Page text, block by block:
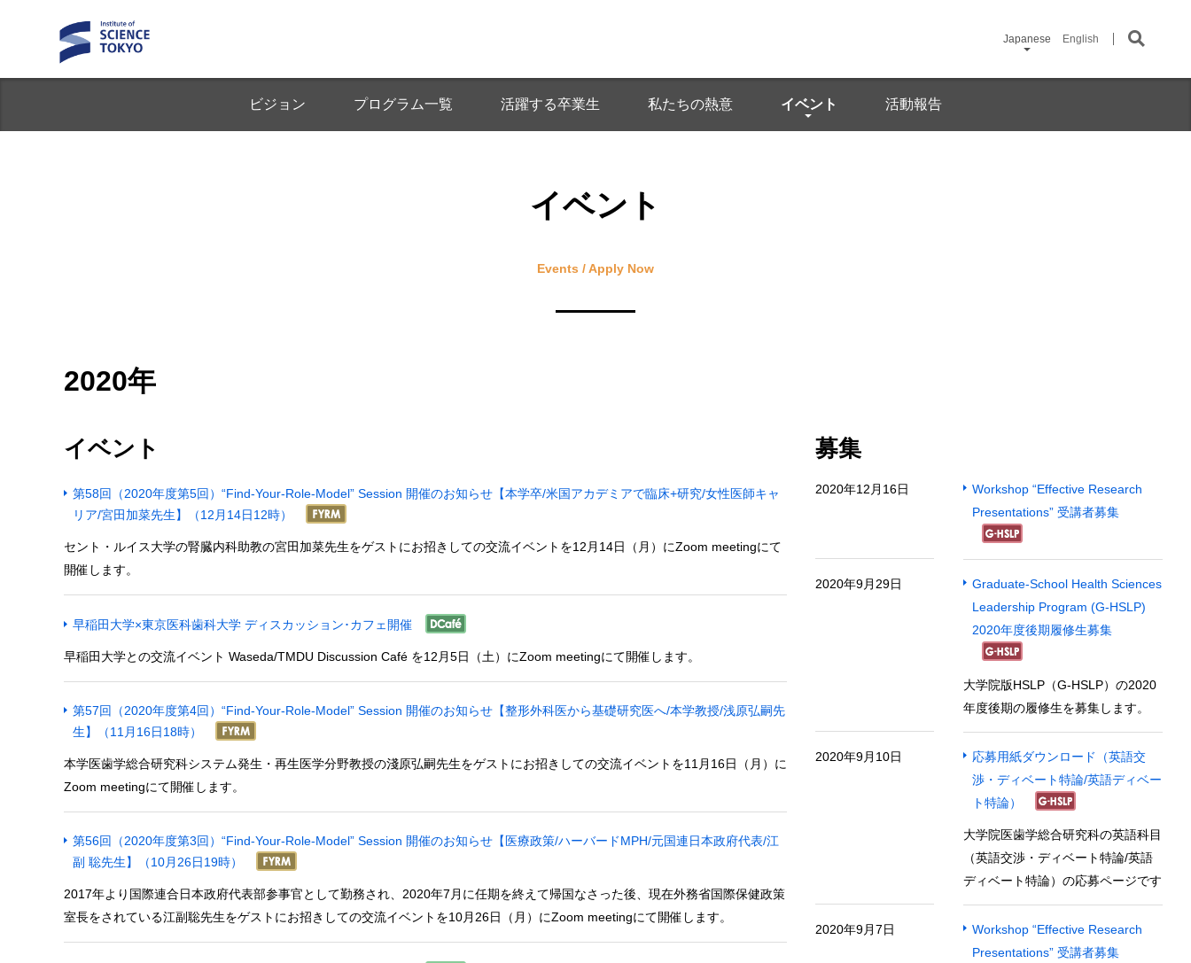
Japanese English
ビジョン プログラム一覧 活躍する卒業生 私たちの熱意 イベント 活動報告
イベント
Events / Apply Now
2020年
イベント
第58回（2020年度第5回）“Find-Your-Role-Model” Session 開催のお知らせ【本学卒/米国アカデミアで臨床+研究/女性医師キャ
リア/宮田加菜先生】（12月14日12時）
セント・ルイス大学の腎臓内科助教の宮田加菜先生をゲストにお招きしての交流イベントを12月14日（月）にZoom meetingにて
開催します。
早稲田大学×東京医科歯科大学 ディスカッション･カフェ開催
早稲田大学との交流イベント Waseda/TMDU Discussion Café を12月5日（土）にZoom meetingにて開催します。
第57回（2020年度第4回）“Find-Your-Role-Model” Session 開催のお知らせ【整形外科医から基礎研究医へ/本学教授/浅原弘嗣先
生】（11月16日18時）
本学医歯学総合研究科システム発生・再生医学分野教授の淺原弘嗣先生をゲストにお招きしての交流イベントを11月16日（月）に
Zoom meetingにて開催します。
第56回（2020年度第3回）“Find-Your-Role-Model” Session 開催のお知らせ【医療政策/ハーバードMPH/元国連日本政府代表/江
副 聡先生】（10月26日19時）
2017年より国際連合日本政府代表部参事官として勤務され、2020年7月に任期を終えて帰国なさった後、現在外務省国際保健政策
室長をされている江副聡先生をゲストにお招きしての交流イベントを10月26日（月）にZoom meetingにて開催します。
募集
2020年12月16日
Workshop “Effective Research
Presentations” 受講者募集
2020年9月29日
Graduate-School Health Sciences
Leadership Program (G-HSLP)
2020年度後期履修生募集
大学院版HSLP（G-HSLP）の2020
年度後期の履修生を募集します。
2020年9月10日
応募用紙ダウンロード（英語交
渉・ディベート特論/英語ディベー
ト特論）
大学院医歯学総合研究科の英語科目
（英語交渉・ディベート特論/英語
ディベート特論）の応募ページです
2020年9月7日
Workshop “Effective Research
Presentations” 受講者募集